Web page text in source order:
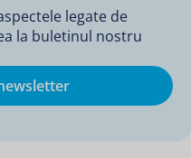
legate de
la buletinul nostru